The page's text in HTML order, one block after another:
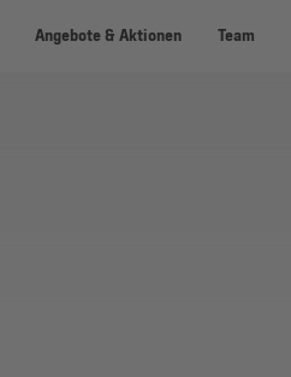
Angebote & Aktionen Team